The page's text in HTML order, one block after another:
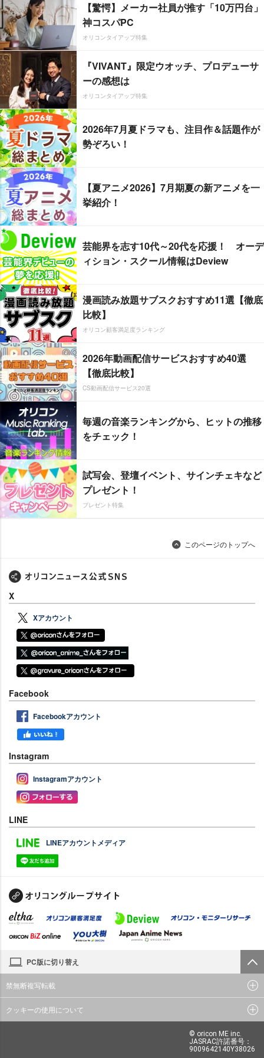
【驚愕】メーカー社員が推す「10万円台」
神コスパPC
オリコンタイアップ特集
『VIVANT』限定ウオッチ、プロデューサ
ーの感想は
オリコンタイアップ特集
2026年7月夏ドラマも、注目作＆話題作が
勢ぞろい！
【夏アニメ2026】7月期夏の新アニメを一
挙紹介！
芸能界を志す10代～20代を応援！ オーデ
ィション・スクール情報はDeview
漫画読み放題サブスクおすすめ11選【徹底
比較】
オリコン顧客満足度ランキング
2026年動画配信サービスおすすめ40選
【徹底比較】
CS動画配信サービス20選
毎週の音楽ランキングから、ヒットの推移
をチェック！
試写会、登壇イベント、サインチェキなど
プレゼント！
プレゼント特集
このページのトップへ
X
Xアカウント
Facebook
Facebookアカウント
Instagram
Instagramアカウント
LINE
LINEアカウントメディア
PC版に切り替え
禁無断複写転載
クッキーの使用について
© oricon ME inc.
JASRAC許諾番号：
9009642140Y38026